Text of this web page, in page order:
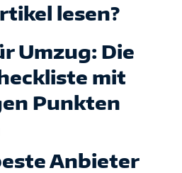
lesen?
Umzug: Die
mit
Punkten
Anbieter